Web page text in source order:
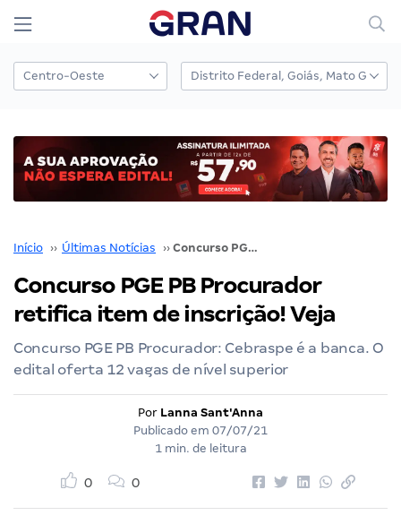
Início ›› Últimas Notícias ›› Concurso PGE PB Procurador retifica item de inscrição! Veja
Concurso PGE PB Procurador
retifica item de inscrição! Veja
Concurso PGE PB Procurador: Cebraspe é a banca. O
edital oferta 12 vagas de nível superior
Por Lanna Sant'Anna
Publicado em 07/07/21
1 min. de leitura
0 0